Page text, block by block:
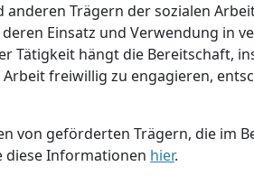
Trägern der sozialen
Einsatz und Verwendung in
Tätigkeit hängt die Bereitschaft,
freiwillig zu engagieren,
von geförderten Trägern, die im
diese Informationen hier.